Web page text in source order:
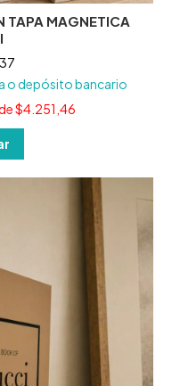
TAPA MAGNETICA
o depósito bancario
$4.251,46